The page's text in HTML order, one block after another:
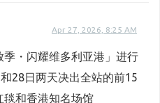
Apr 27, 2026, 8:25 AM
・闪耀维多利亚港」进行
28日两天决出全站的前15
毯和香港知名场馆